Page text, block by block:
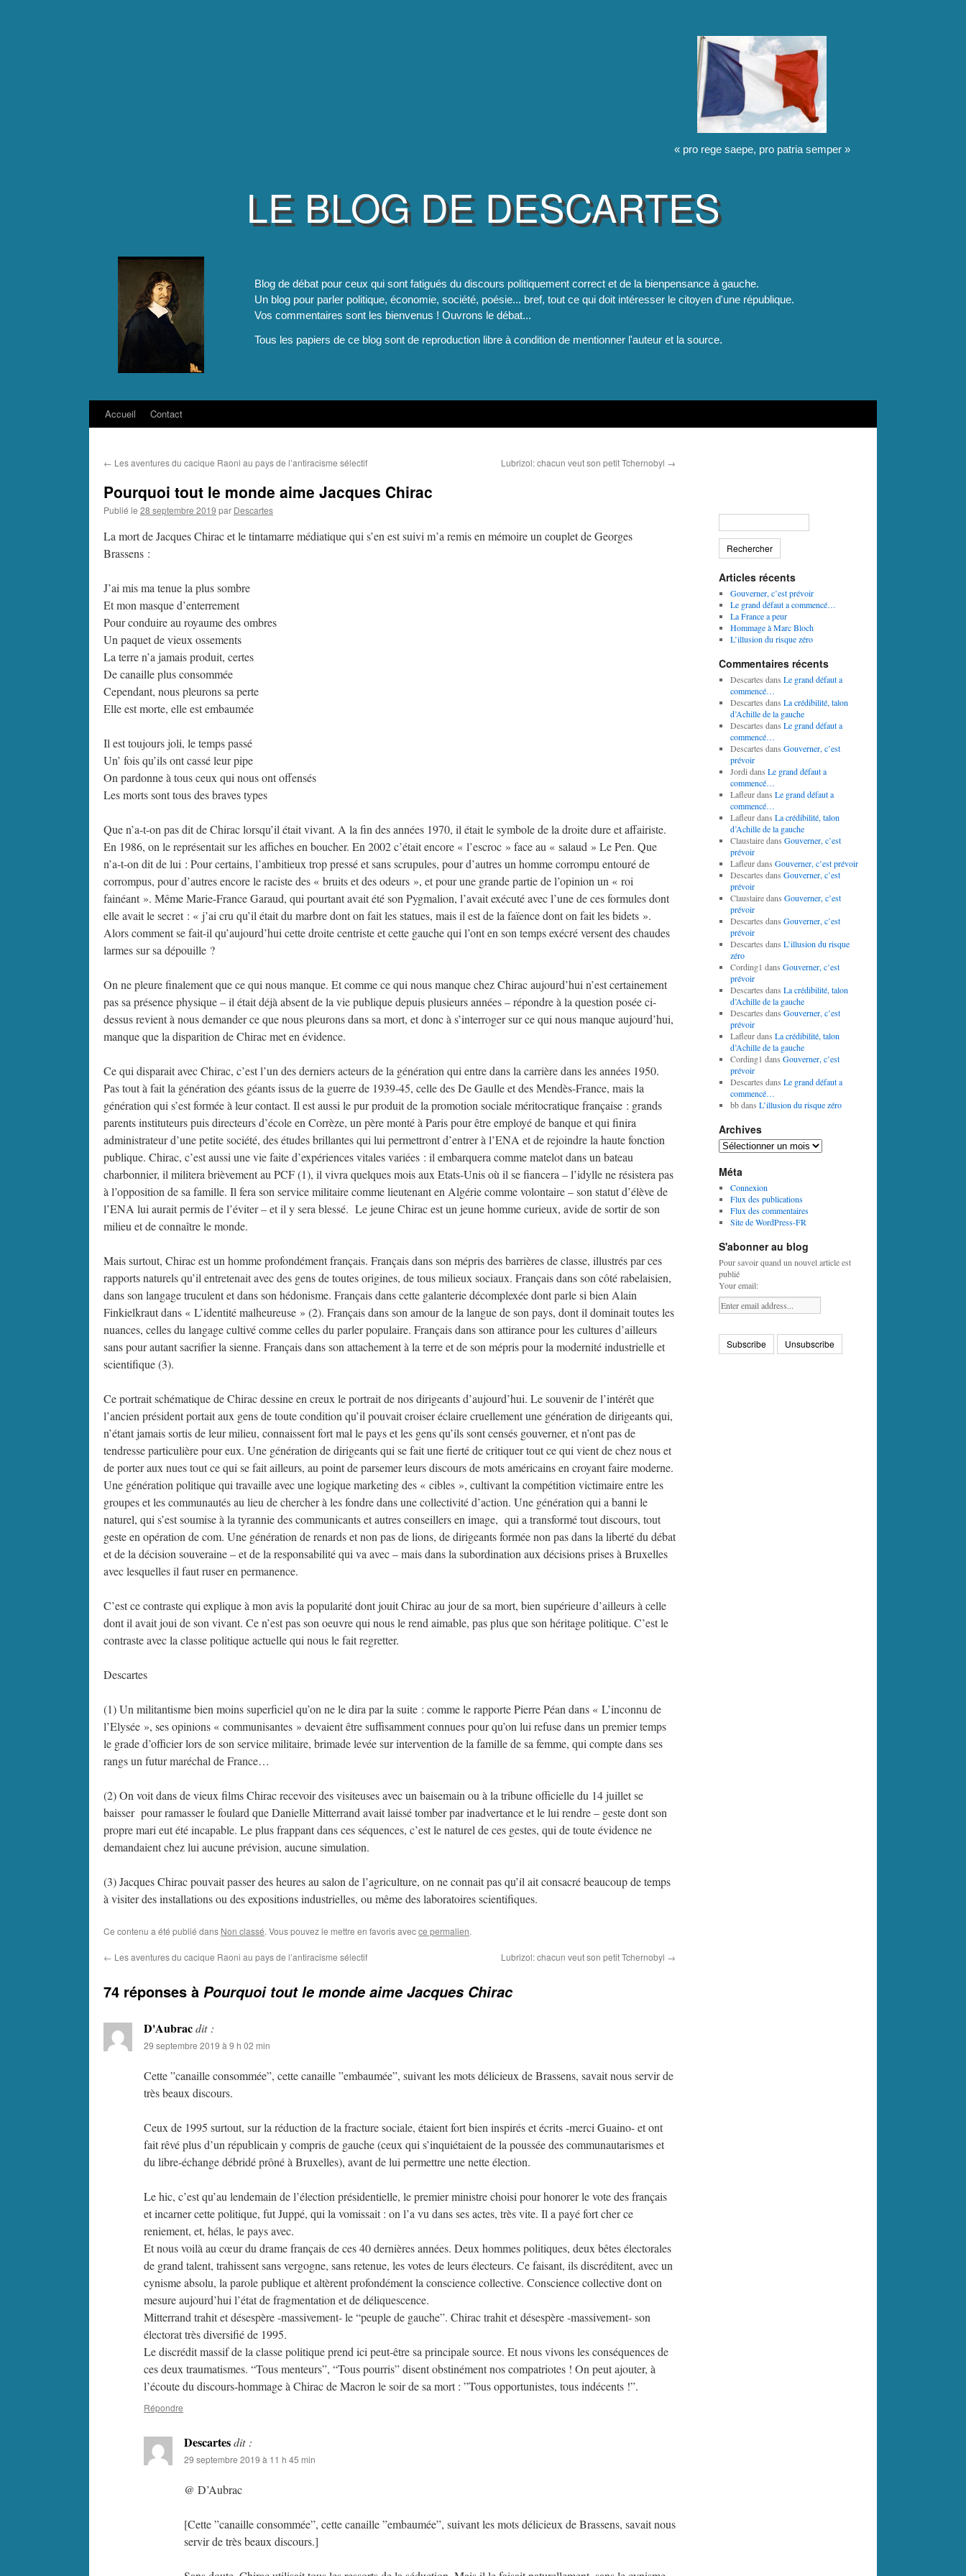
« pro rege saepe, pro patria semper »
LE BLOG DE DESCARTES
Blog de débat pour ceux qui sont fatigués du discours politiquement correct et de la bienpensance à gauche.
Un blog pour parler politique, économie, société, poésie... bref, tout ce qui doit intéresser le citoyen d'une république.
Vos commentaires sont les bienvenus ! Ouvrons le débat...
Tous les papiers de ce blog sont de reproduction libre à condition de mentionner l'auteur et la source.
Aller
contenu
Accueil Contact
← Les aventures du cacique Raoni au pays de l’antiracisme sélectif Lubrizol: chacun veut son petit Tchernobyl →
Pourquoi tout le monde aime Jacques Chirac
Publié le 28 septembre 2019 par Descartes
La mort de Jacques Chirac et le tintamarre médiatique qui s’en est suivi m’a remis en mémoire un couplet de Georges
Brassens :
J’ai mis ma tenue la plus sombre
Et mon masque d’enterrement
Pour conduire au royaume des ombres
Un paquet de vieux ossements
La terre n’a jamais produit, certes
De canaille plus consommée
Cependant, nous pleurons sa perte
Elle est morte, elle est embaumée
Il est toujours joli, le temps passé
Un’ fois qu’ils ont cassé leur pipe
On pardonne à tous ceux qui nous ont offensés
Les morts sont tous des braves types
Que n’a-t-on pas dit de Chirac lorsqu’il était vivant. A la fin des années 1970, il était le symbole de la droite dure et affairiste.
En 1986, on le représentait sur les affiches en boucher. En 2002 c’était encore « l’escroc » face au « salaud » Le Pen. Que
n’a-t-on dit de lui : Pour certains, l’ambitieux trop pressé et sans scrupules, pour d’autres un homme corrompu entouré de
corrompus, pour d’autres encore le raciste des « bruits et des odeurs », et pour une grande partie de l’opinion un « roi
fainéant ». Même Marie-France Garaud, qui pourtant avait été son Pygmalion, l’avait exécuté avec l’une de ces formules dont
elle avait le secret : « j’ai cru qu’il était du marbre dont on fait les statues, mais il est de la faïence dont on fait les bidets ».
Alors comment se fait-il qu’aujourd’hui cette droite centriste et cette gauche qui l’ont en son temps exécré versent des chaudes
larmes sur sa dépouille ?
On ne pleure finalement que ce qui nous manque. Et comme ce qui nous manque chez Chirac aujourd’hui n’est certainement
pas sa présence physique – il était déjà absent de la vie publique depuis plusieurs années – répondre à la question posée ci-
dessus revient à nous demander ce que nous pleurons dans sa mort, et donc à s’interroger sur ce qui nous manque aujourd’hui,
manque que la disparition de Chirac met en évidence.
Ce qui disparait avec Chirac, c’est l’un des derniers acteurs de la génération qui entre dans la carrière dans les années 1950.
Pas tout à fait la génération des géants issus de la guerre de 1939-45, celle des De Gaulle et des Mendès-France, mais la
génération qui s’est formée à leur contact. Il est aussi le pur produit de la promotion sociale méritocratique française : grands
parents instituteurs puis directeurs d’école en Corrèze, un père monté à Paris pour être employé de banque et qui finira
administrateur d’une petite société, des études brillantes qui lui permettront d’entrer à l’ENA et de rejoindre la haute fonction
publique. Chirac, c’est aussi une vie faite d’expériences vitales variées : il embarquera comme matelot dans un bateau
charbonnier, il militera brièvement au PCF (1), il vivra quelques mois aux Etats-Unis où il se fiancera – l’idylle ne résistera pas
à l’opposition de sa famille. Il fera son service militaire comme lieutenant en Algérie comme volontaire – son statut d’élève de
l’ENA lui aurait permis de l’éviter – et il y sera blessé. Le jeune Chirac est un jeune homme curieux, avide de sortir de son
milieu et de connaître le monde.
Mais surtout, Chirac est un homme profondément français. Français dans son mépris des barrières de classe, illustrés par ces
rapports naturels qu’il entretenait avec des gens de toutes origines, de tous milieux sociaux. Français dans son côté rabelaisien,
dans son langage truculent et dans son hédonisme. Français dans cette galanterie décomplexée dont parle si bien Alain
Finkielkraut dans « L’identité malheureuse » (2). Français dans son amour de la langue de son pays, dont il dominait toutes les
nuances, celles du langage cultivé comme celles du parler populaire. Français dans son attirance pour les cultures d’ailleurs
sans pour autant sacrifier la sienne. Français dans son attachement à la terre et de son mépris pour la modernité industrielle et
scientifique (3).
Ce portrait schématique de Chirac dessine en creux le portrait de nos dirigeants d’aujourd’hui. Le souvenir de l’intérêt que
l’ancien président portait aux gens de toute condition qu’il pouvait croiser éclaire cruellement une génération de dirigeants qui,
n’étant jamais sortis de leur milieu, connaissent fort mal le pays et les gens qu’ils sont censés gouverner, et n’ont pas de
tendresse particulière pour eux. Une génération de dirigeants qui se fait une fierté de critiquer tout ce qui vient de chez nous et
de porter aux nues tout ce qui se fait ailleurs, au point de parsemer leurs discours de mots américains en croyant faire moderne.
Une génération politique qui travaille avec une logique marketing des « cibles », cultivant la compétition victimaire entre les
groupes et les communautés au lieu de chercher à les fondre dans une collectivité d’action. Une génération qui a banni le
naturel, qui s’est soumise à la tyrannie des communicants et autres conseillers en image, qui a transformé tout discours, tout
geste en opération de com. Une génération de renards et non pas de lions, de dirigeants formée non pas dans la liberté du débat
et de la décision souveraine – et de la responsabilité qui va avec – mais dans la subordination aux décisions prises à Bruxelles
avec lesquelles il faut ruser en permanence.
C’est ce contraste qui explique à mon avis la popularité dont jouit Chirac au jour de sa mort, bien supérieure d’ailleurs à celle
dont il avait joui de son vivant. Ce n’est pas son oeuvre qui nous le rend aimable, pas plus que son héritage politique. C’est le
contraste avec la classe politique actuelle qui nous le fait regretter.
Descartes
(1) Un militantisme bien moins superficiel qu’on ne le dira par la suite : comme le rapporte Pierre Péan dans « L’inconnu de
l’Elysée », ses opinions « communisantes » devaient être suffisamment connues pour qu’on lui refuse dans un premier temps
le grade d’officier lors de son service militaire, brimade levée sur intervention de la famille de sa femme, qui compte dans ses
rangs un futur maréchal de France…
(2) On voit dans de vieux films Chirac recevoir des visiteuses avec un baisemain ou à la tribune officielle du 14 juillet se
baisser pour ramasser le foulard que Danielle Mitterrand avait laissé tomber par inadvertance et le lui rendre – geste dont son
propre mari eut été incapable. Le plus frappant dans ces séquences, c’est le naturel de ces gestes, qui de toute évidence ne
demandaient chez lui aucune prévision, aucune simulation.
(3) Jacques Chirac pouvait passer des heures au salon de l’agriculture, on ne connait pas qu’il ait consacré beaucoup de temps
à visiter des installations ou des expositions industrielles, ou même des laboratoires scientifiques.
Ce contenu a été publié dans Non classé. Vous pouvez le mettre en favoris avecce permalien.
← Les aventures du cacique Raoni au pays de l’antiracisme sélectif Lubrizol: chacun veut son petit Tchernobyl →
74 réponses à Pourquoi tout le monde aime Jacques Chirac
D'Aubracdit :
29 septembre 2019 à 9 h 02 min
Cette ”canaille consommée”, cette canaille ”embaumée”, suivant les mots délicieux de Brassens, savait nous servir de
très beaux discours.
Ceux de 1995 surtout, sur la réduction de la fracture sociale, étaient fort bien inspirés et écrits -merci Guaino- et ont
fait rêvé plus d’un républicain y compris de gauche (ceux qui s’inquiétaient de la poussée des communautarismes et
du libre-échange débridé prôné à Bruxelles), avant de lui permettre une nette élection.
Le hic, c’est qu’au lendemain de l’élection présidentielle, le premier ministre choisi pour honorer le vote des français
et incarner cette politique, fut Juppé, qui la vomissait : on l’a vu dans ses actes, très vite. Il a payé fort cher ce
reniement, et, hélas, le pays avec.
Et nous voilà au cœur du drame français de ces 40 dernières années. Deux hommes politiques, deux bêtes électorales
de grand talent, trahissent sans vergogne, sans retenue, les votes de leurs électeurs. Ce faisant, ils discréditent, avec un
cynisme absolu, la parole publique et altèrent profondément la conscience collective. Conscience collective dont on
mesure aujourd’hui l’état de fragmentation et de déliquescence.
Mitterrand trahit et désespère -massivement- le “peuple de gauche”. Chirac trahit et désespère -massivement- son
électorat très diversifié de 1995.
Le discrédit massif de la classe politique prend ici peut-être sa principale source. Et nous vivons les conséquences de
ces deux traumatismes. “Tous menteurs”, “Tous pourris” disent obstinément nos compatriotes ! On peut ajouter, à
l’écoute du discours-hommage à Chirac de Macron le soir de sa mort : ”Tous opportunistes, tous indécents !”.
Répondre
Descartesdit :
29 septembre 2019 à 11 h 45 min
@ D’Aubrac
[Cette ”canaille consommée”, cette canaille ”embaumée”, suivant les mots délicieux de Brassens, savait nous
servir de très beaux discours.]
Articles récents
Gouverner, c’est prévoir
Le grand défaut a commencé…
La France a peur
Hommage à Marc Bloch
L’illusion du risque zéro
Commentaires récents
Descartes dans Le grand défaut a
commencé…
Descartes dans La crédibilité, talon
d’Achille de la gauche
Descartes dans Le grand défaut a
commencé…
Descartes dans Gouverner, c’est
prévoir
Jordi dans Le grand défaut a
commencé…
Lafleurdans Le grand défaut a
commencé…
Lafleurdans La crédibilité, talon
d’Achille de la gauche
Claustairedans Gouverner, c’est
prévoir
Lafleurdans Gouverner, c’est prévoir
Descartes dans Gouverner, c’est
prévoir
Claustairedans Gouverner, c’est
prévoir
Descartes dans Gouverner, c’est
prévoir
Descartes dans L’illusion du risque
zéro
Cording1 dans Gouverner, c’est
prévoir
Descartes dans La crédibilité, talon
d’Achille de la gauche
Descartes dans Gouverner, c’est
prévoir
Lafleurdans La crédibilité, talon
d’Achille de la gauche
Cording1 dans Gouverner, c’est
prévoir
Descartes dans Le grand défaut a
commencé…
bbdans L’illusion du risque zéro
Archives
Archives
Méta
Connexion
Flux des publications
Flux des commentaires
Site de WordPress-FR
S'abonner au blog
Pour savoir quand un nouvel article est
publié
Your email: